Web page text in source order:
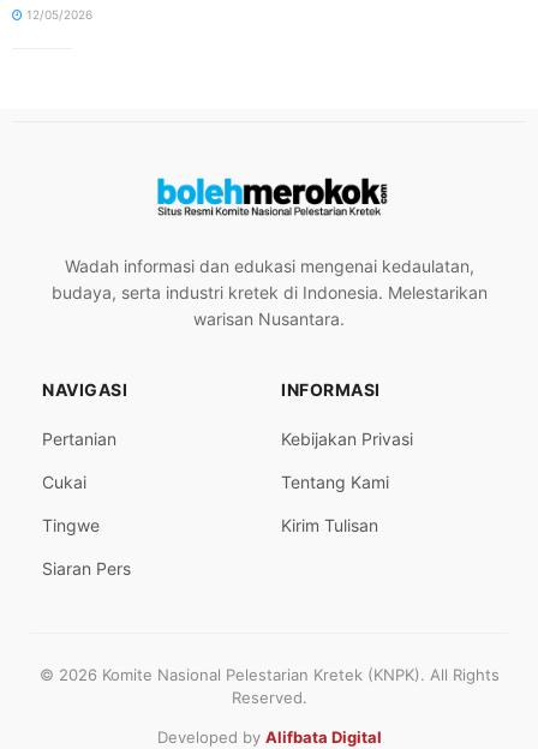
12/05/2026
Wadah informasi dan edukasi mengenai kedaulatan,
budaya, serta industri kretek di Indonesia. Melestarikan
warisan Nusantara.
NAVIGASI
Pertanian
Cukai
Tingwe
Siaran Pers
INFORMASI
Kebijakan Privasi
Tentang Kami
Kirim Tulisan
© 2026 Komite Nasional Pelestarian Kretek (KNPK). All Rights
Reserved.
Developed by Alifbata Digital